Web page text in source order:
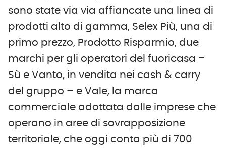
sono state via via affiancate una linea di
prodotti alto di gamma, Selex Più, una di
primo prezzo, Prodotto Risparmio, due
marchi per gli operatori del fuoricasa –
Sù e Vanto, in vendita nei cash & carry
del gruppo – e Vale, la marca
commerciale adottata dalle imprese che
operano in aree di sovrapposizione
territoriale, che oggi conta più di 700